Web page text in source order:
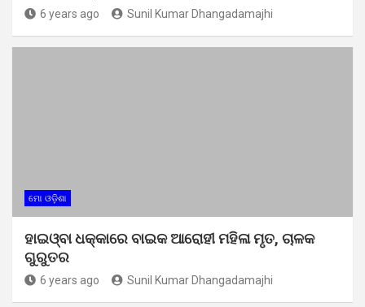
6 years ago Sunil Kumar Dhangadamajhi
ମୋ ଓଡ଼ିଶା
ହାଇଓ୍ବା ଧକ୍କାରେ ବାଇକ ଆରୋହୀ ମହିଳା ମୃତ, ଚାଳକ
ଗୁରୁତର
6 years ago Sunil Kumar Dhangadamajhi